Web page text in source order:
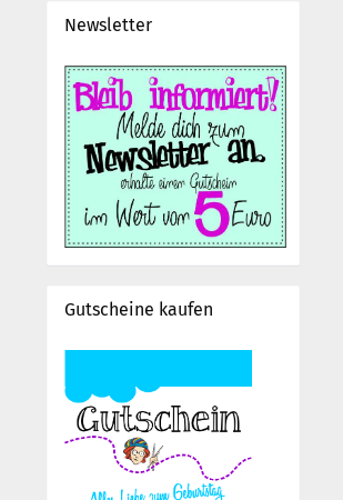
Newsletter
Gutscheine kaufen